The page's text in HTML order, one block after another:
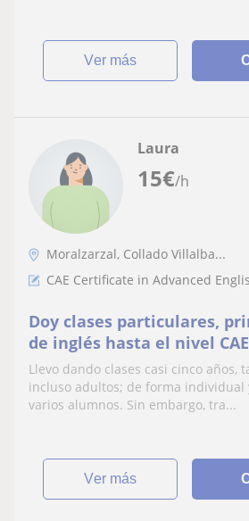
ver más
15€/h
Laura
Moralzarzal, Collado Villalba...
CAE Certificate in Advanced
Doy clases particulares,
de inglés hasta el nivel
de física, lengua y
otras asignaturas de mis
Llevo dando clases casi cinco años,
incluso adultos; de forma individual
varios alumnos. Sin embargo, tra...
ver más